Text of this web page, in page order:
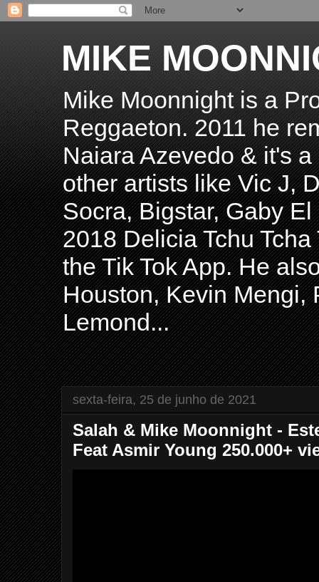
MIKE
Mike Moonnight is a
Reggaeton. 2011 he
Naiara Azevedo & it's
other artists like Vic J,
Socra, Bigstar, Gaby
2018 Delicia Tchu
the Tik Tok App. He
Houston, Kevin Mengi,
Lemond...
sexta-feira, 25 de junho de 2021
Salah & Mike Moonnight -
Feat Asmir Young 250.000+